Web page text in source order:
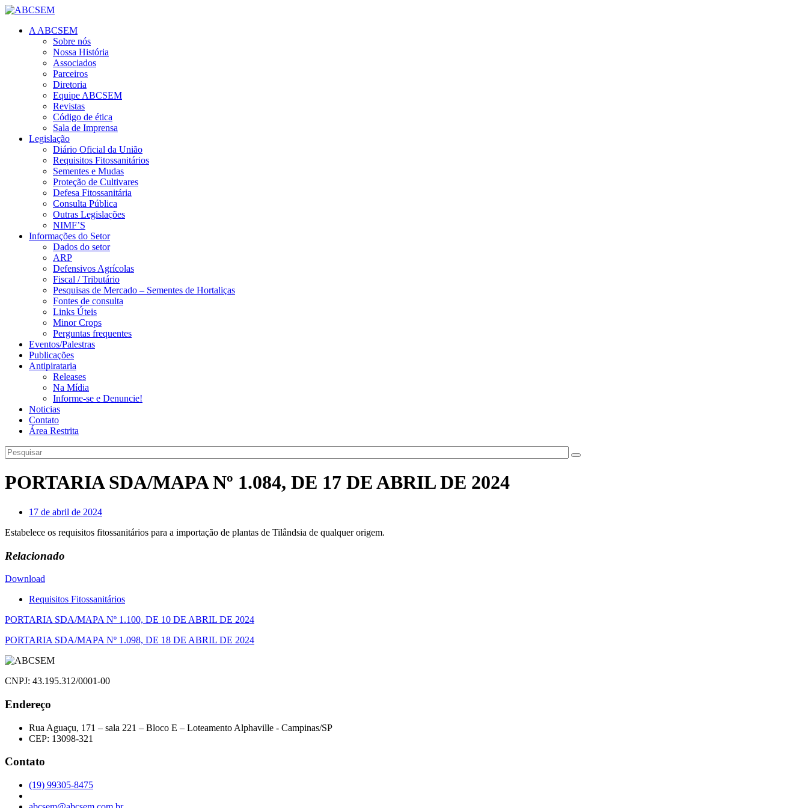
A ABCSEM
Sobre nós
Nossa História
Associados
Parceiros
Diretoria
Equipe ABCSEM
Revistas
Código de ética
Sala de Imprensa
Legislação
Diário Oficial da União
Requisitos Fitossanitários
Sementes e Mudas
Proteção de Cultivares
Defesa Fitossanitária
Consulta Pública
Outras Legislações
NIMF’S
Informações do Setor
Dados do setor
ARP
Defensivos Agrícolas
Fiscal / Tributário
Pesquisas de Mercado – Sementes de Hortaliças
Fontes de consulta
Links Úteis
Minor Crops
Perguntas frequentes
Eventos/Palestras
Publicações
Antipirataria
Releases
Na Mídia
Informe-se e Denuncie!
Noticias
Contato
Área Restrita
PORTARIA SDA/MAPA Nº 1.084, DE 17 DE ABRIL DE 2024
17 de abril de 2024
Estabelece os requisitos fitossanitários para a importação de plantas de Tilândsia de qualquer origem.
Relacionado
Download
Requisitos Fitossanitários
Navegação
de
Post
PORTARIA SDA/MAPA Nº 1.100, DE 10 DE ABRIL DE 2024
PORTARIA SDA/MAPA Nº 1.098, DE 18 DE ABRIL DE 2024
CNPJ: 43.195.312/0001-00
Endereço
Rua Aguaçu, 171 – sala 221 – Bloco E – Loteamento Alphaville - Campinas/SP
CEP: 13098-321
Contato
(19) 99305-8475